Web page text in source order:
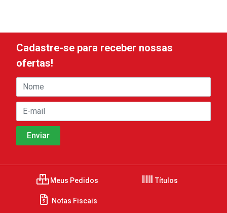
Cadastre-se para receber nossas
ofertas!
Meus Pedidos Títulos
Notas Fiscais